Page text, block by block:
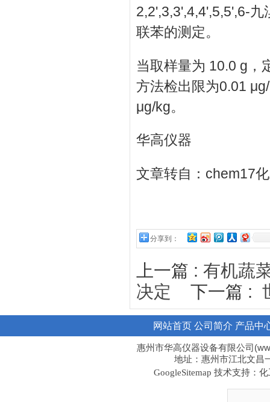
2,2',3,3',4,4',5,5',6-
联苯的测定。
当取样量为 10.0 g，
方法检出限为0.01
μg/kg。
华高仪器
文章转自：chem17
分享到：
上一篇 : 有机蔬
决定
下一篇 :
网站首页 公司简介 产品中
惠州市华高仪器设备有限公司
地址：惠州市江北文昌
GoogleSitemap 技术支持：